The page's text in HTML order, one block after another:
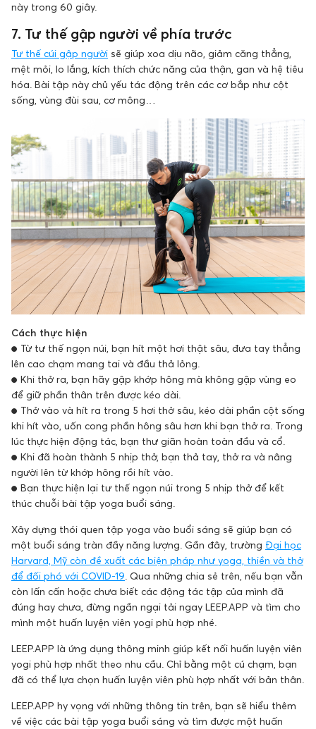
này trong 60 giây.
7. Tư thế gập người về phía trước
Tư thế cúi gập người sẽ giúp xoa dịu não, giảm căng thẳng,
mệt mỏi, lo lắng, kích thích chức năng của thận, gan và hệ tiêu
hóa. Bài tập này chủ yếu tác động trên các cơ bắp như cột
sống, vùng đùi sau, cơ mông…
Cách thực hiện
● Từ tư thế ngọn núi, bạn hít một hơi thật sâu, đưa tay thẳng
lên cao chạm mang tai và đầu thả lỏng.
● Khi thở ra, bạn hãy gập khớp hông mà không gập vùng eo
để giữ phần thân trên được kéo dài.
● Thở vào và hít ra trong 5 hơi thở sâu, kéo dài phần cột sống
khi hít vào, uốn cong phần hông sâu hơn khi bạn thở ra. Trong
lúc thực hiện động tác, bạn thư giãn hoàn toàn đầu và cổ.
● Khi đã hoàn thành 5 nhịp thở, bạn thả tay, thở ra và nâng
người lên từ khớp hông rồi hít vào.
● Bạn thực hiện lại tư thế ngọn núi trong 5 nhịp thở để kết
thúc chuỗi bài tập yoga buổi sáng.
Xây dựng thói quen tập yoga vào buổi sáng sẽ giúp bạn có
một buổi sáng tràn đầy năng lượng. Gần đây, trường Đại học
Harvard, Mỹ còn đề xuất các biện pháp như yoga, thiền và thở
để đối phó với COVID-19 . Qua những chia sẻ trên, nếu bạn vẫn
còn lấn cấn hoặc chưa biết các động tác tập của mình đã
đúng hay chưa, đừng ngần ngại tải ngay LEEP.APP và tìm cho
mình một huấn luyện viên yogi phù hợp nhé.
LEEP.APP là ứng dụng thông minh giúp kết nối huấn luyện viên
yogi phù hợp nhất theo nhu cầu. Chỉ bằng một cú chạm, bạn
đã có thể lựa chọn huấn luyện viên phù hợp nhất với bản thân.
LEEP.APP hy vọng với những thông tin trên, bạn sẽ hiểu thêm
về việc các bài tập yoga buổi sáng và tìm được một huấn